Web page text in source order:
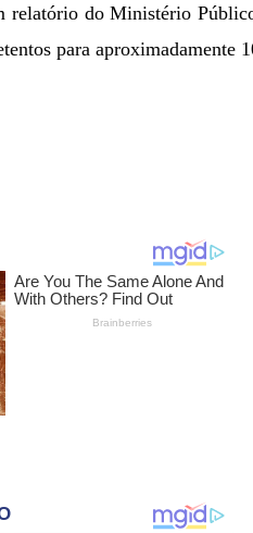
relatório do Ministério
para aproximadamente